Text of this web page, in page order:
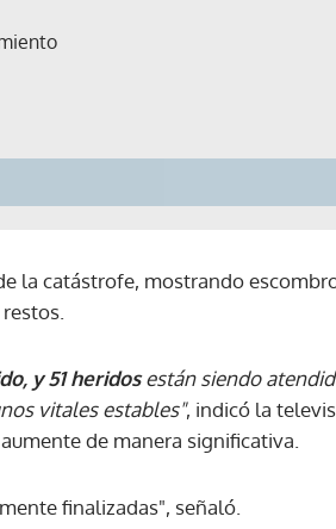
la catástrofe, mostrando
y 51 heridosestán siendo
vitales estables", indicó la
de manera significativa.
finalizadas", señaló.